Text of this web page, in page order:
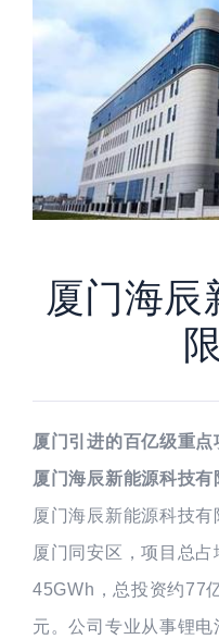
厦门海辰
厦门引进的百亿级重
厦门海辰新能源科技有
厦门海辰新能源科技
厦门同安区，项目总
45GWh，总投资约77
元。公司专业从事锂